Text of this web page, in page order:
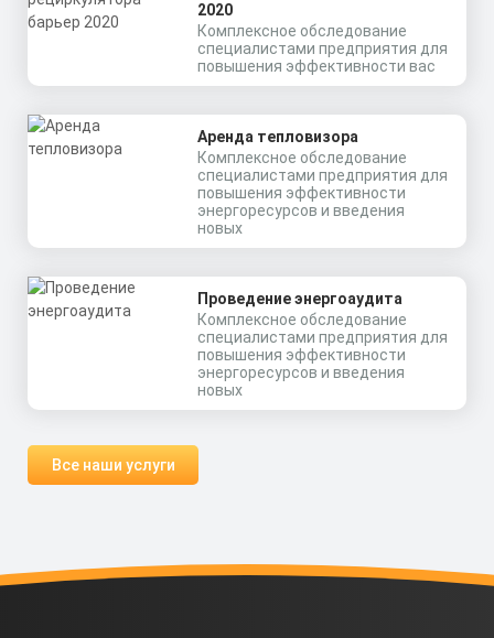
2020
Комплексное обследование
специалистами предприятия для
повышения эффективности вас
Аренда тепловизора
Комплексное обследование
специалистами предприятия для
повышения эффективности
энергоресурсов и введения
новых
Проведение энергоаудита
Комплексное обследование
специалистами предприятия для
повышения эффективности
энергоресурсов и введения
новых
Все наши услуги